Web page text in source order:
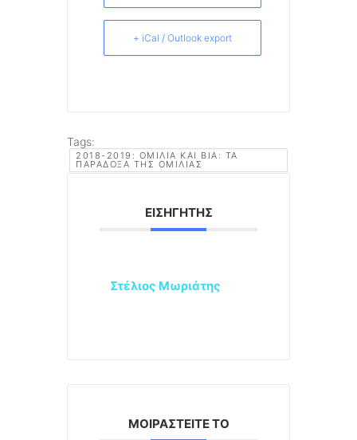
+ iCal / Outlook export
Tags:
2018-2019: ΟΜΙΛΊΑ ΚΑΙ ΒΊΑ: ΤΑ
ΠΑΡΆΔΟΞΑ ΤΗΣ ΟΜΙΛΊΑΣ
ΕΙΣΗΓΗΤΉΣ
Στέλιος Μωριάτης
ΜΟΙΡΑΣΤΕΊΤΕ ΤΟ